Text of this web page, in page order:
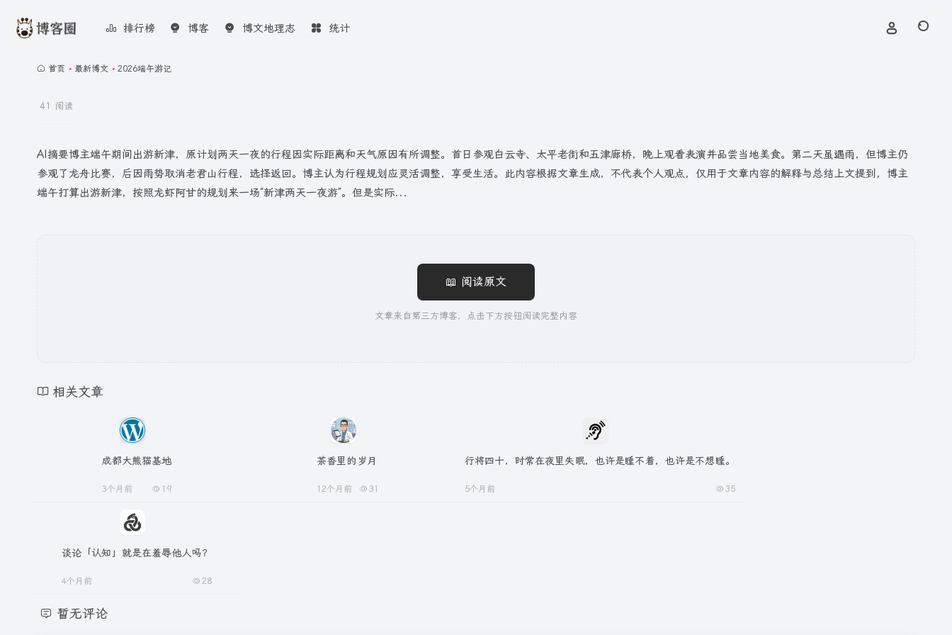
排行榜 博客 博文地理志 统计
首页 • 最新博文 • 2026端午游记
41 阅读
AI摘要博主端午期间出游新津，原计划两天一夜的行程因实际距离和天气原因有所调整。首日参观白云寺、太平老街和五津廊桥，晚上观看表演并品尝当地美食。第二天虽遇雨，但博主仍
参观了龙舟比赛，后因雨势取消老君山行程，选择返回。博主认为行程规划应灵活调整，享受生活。此内容根据文章生成，不代表个人观点，仅用于文章内容的解释与总结上文提到，博主
端午打算出游新津，按照龙虾阿甘的规划来一场“新津两天一夜游”。但是实际...
📖 阅读原文
文章来自第三方博客，点击下方按钮阅读完整内容
相关文章
成都大熊猫基地
3个月前 19
茶香里的岁月
12个月前 31
行将四十，时常在夜里失眠，也许是睡不着，也许是不想睡。
5个月前 35
谈论「认知」就是在羞辱他人吗？
4个月前 28
暂无评论